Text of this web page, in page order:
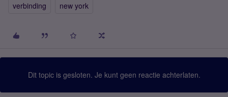
verbinding new york
Dit topic is gesloten. Je kunt geen reactie achterlaten.